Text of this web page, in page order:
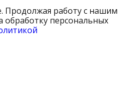
Продолжая работу с нашим
обработку персональных